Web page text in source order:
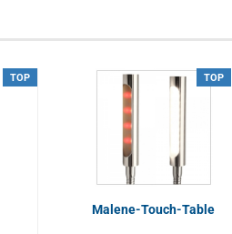
TOP TOP
Malene-Touch-Table